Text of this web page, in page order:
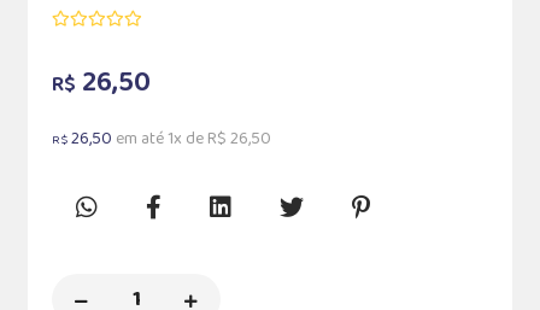
R$ 26,50
R$26,50 em até 1x de R$ 26,50